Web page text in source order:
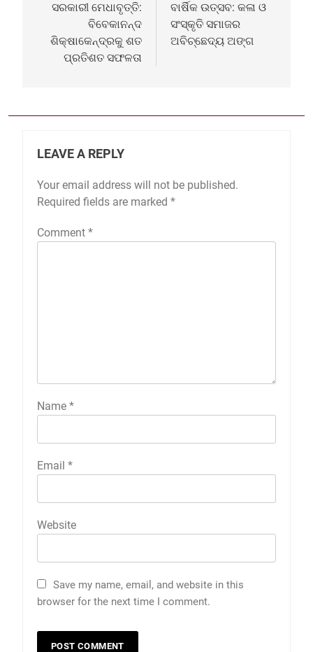
ସରକାରୀ ମେଧାବୃତ୍ତି:
ବିବେକାନନ୍ଦ
ଶିକ୍ଷାକେନ୍ଦ୍ରକୁ ଶତ
ପ୍ରତିଶତ ସଫଳତା
ବାର୍ଷିକ ଉତ୍ସବ: କଳା ଓ
ସଂସ୍କୃତି ସମାଜର
ଅବିଚ୍ଛେଦ୍ୟ ଅଙ୍ଗ
LEAVE A REPLY
Your email address will not be published.
Required fields are marked *
Comment *
Name *
Email *
Website
Save my name, email, and website in this
browser for the next time I comment.